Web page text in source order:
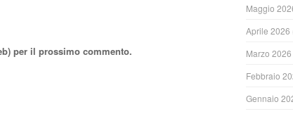
per il prossimo commento.
Maggio
Aprile 2026
Marzo 2026
Febbraio
Gennaio